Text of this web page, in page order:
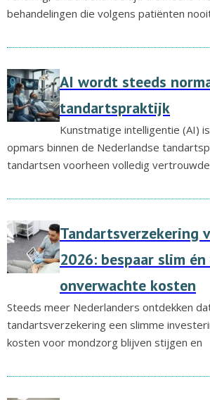
behandelingen die volgens patiënten
AI wordt steeds
tandartspraktijk
Kunstmatige intelligentie (AI)
opmars binnen de Nederlandse
tandartsen voorheen volledig
Tandartsverzekering
2026: bespaar slim
onverwachte kosten
Steeds meer Nederlanders ontdekken
tandartsverzekering een slimme
kosten voor mondzorg blijven stijgen en